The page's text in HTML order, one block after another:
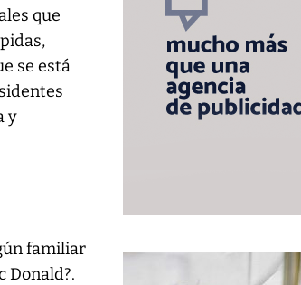
que
se está
y
familiar
Donald?.